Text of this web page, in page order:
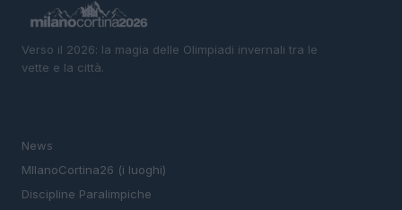
Verso il 2026: la magia delle Olimpiadi invernali tra le
vette e la città.
News
MIlanoCortina26 (i luoghi)
Discipline Paralimpiche